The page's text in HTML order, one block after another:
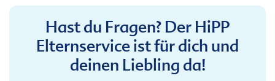
Hast du Fragen? Der HiPP
Elternservice ist für dich und
deinen Liebling da!